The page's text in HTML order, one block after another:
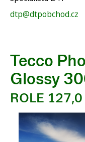
dtp@dtpobchod.cz
Tecco
Glossy
ROLE